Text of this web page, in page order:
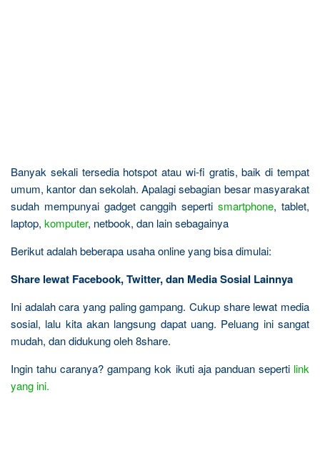
Banyak sekali tersedia hotspot atau wi-fi gratis, baik di tempat
umum, kantor dan sekolah. Apalagi sebagian besar masyarakat
sudah mempunyai gadget canggih sepertismartphone, tablet,
laptop, komputer, netbook, dan lain sebagainya
Berikut adalah beberapa usaha online yang bisa dimulai:
Share lewat Facebook, Twitter, dan Media Sosial Lainnya
Ini adalah cara yang paling gampang. Cukup share lewat media
sosial, lalu kita akan langsung dapat uang. Peluang ini sangat
mudah, dan didukung oleh 8share.
Ingin tahu caranya? gampang kok ikuti aja panduan seperti link
yang ini.